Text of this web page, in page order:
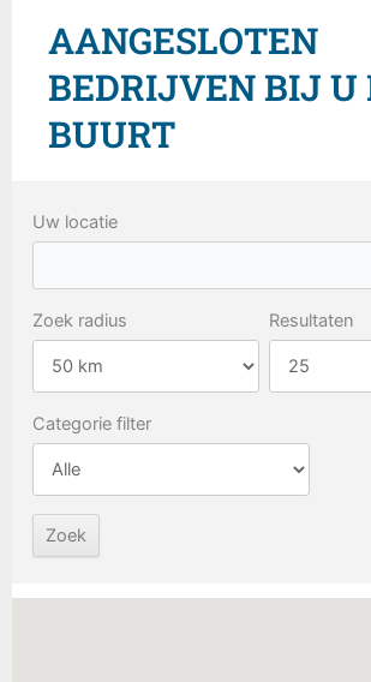
AANGESLOTEN
BEDRIJVEN BIJ U
BUURT
Uw locatie
Zoek radius Resultaten
Categorie filter